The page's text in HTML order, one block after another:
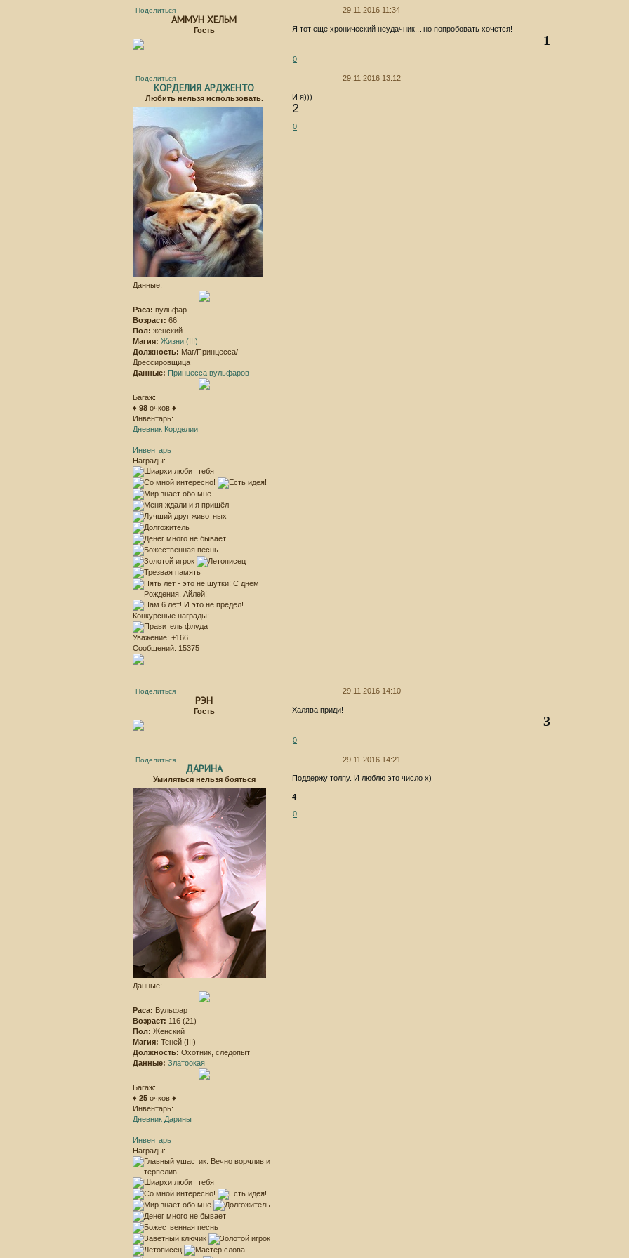
Поделиться 29.11.2016 11:34
АММУН ХЕЛЬМ
Гость Я тот еще хронический неудачник... но попробовать хочется!
1
0
Поделиться 29.11.2016 13:12
КОРДЕЛИЯ АРДЖЕНТО
Любить нельзя использовать.
Данные:
Раса: вульфар
Возраст: 66
Пол: женский
Магия: Жизни (III)
Должность: Маг/Принцесса/
Дрессировщица
Данные: Принцесса вульфаров
Багаж:
♦ 98 очков ♦
Инвентарь:
Дневник Корделии
Инвентарь
Награды:
Конкурсные награды:
Уважение: +166
Сообщений: 15375
И я)))
2
0
Поделиться 29.11.2016 14:10
РЭН
Гость Халява приди!
3
0
Поделиться 29.11.2016 14:21
ДАРИНА
Умиляться нельзя бояться
Данные:
Раса: Вульфар
Возраст: 116 (21)
Пол: Женский
Магия: Теней (III)
Должность: Охотник, следопыт
Данные: Златоокая
Багаж:
♦ 25 очков ♦
Инвентарь:
Дневник Дарины
Инвентарь
Награды:
Поддержу толпу. И люблю это число х)
4
0